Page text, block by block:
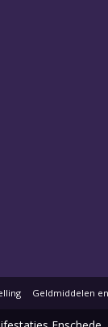
Geldmiddelen